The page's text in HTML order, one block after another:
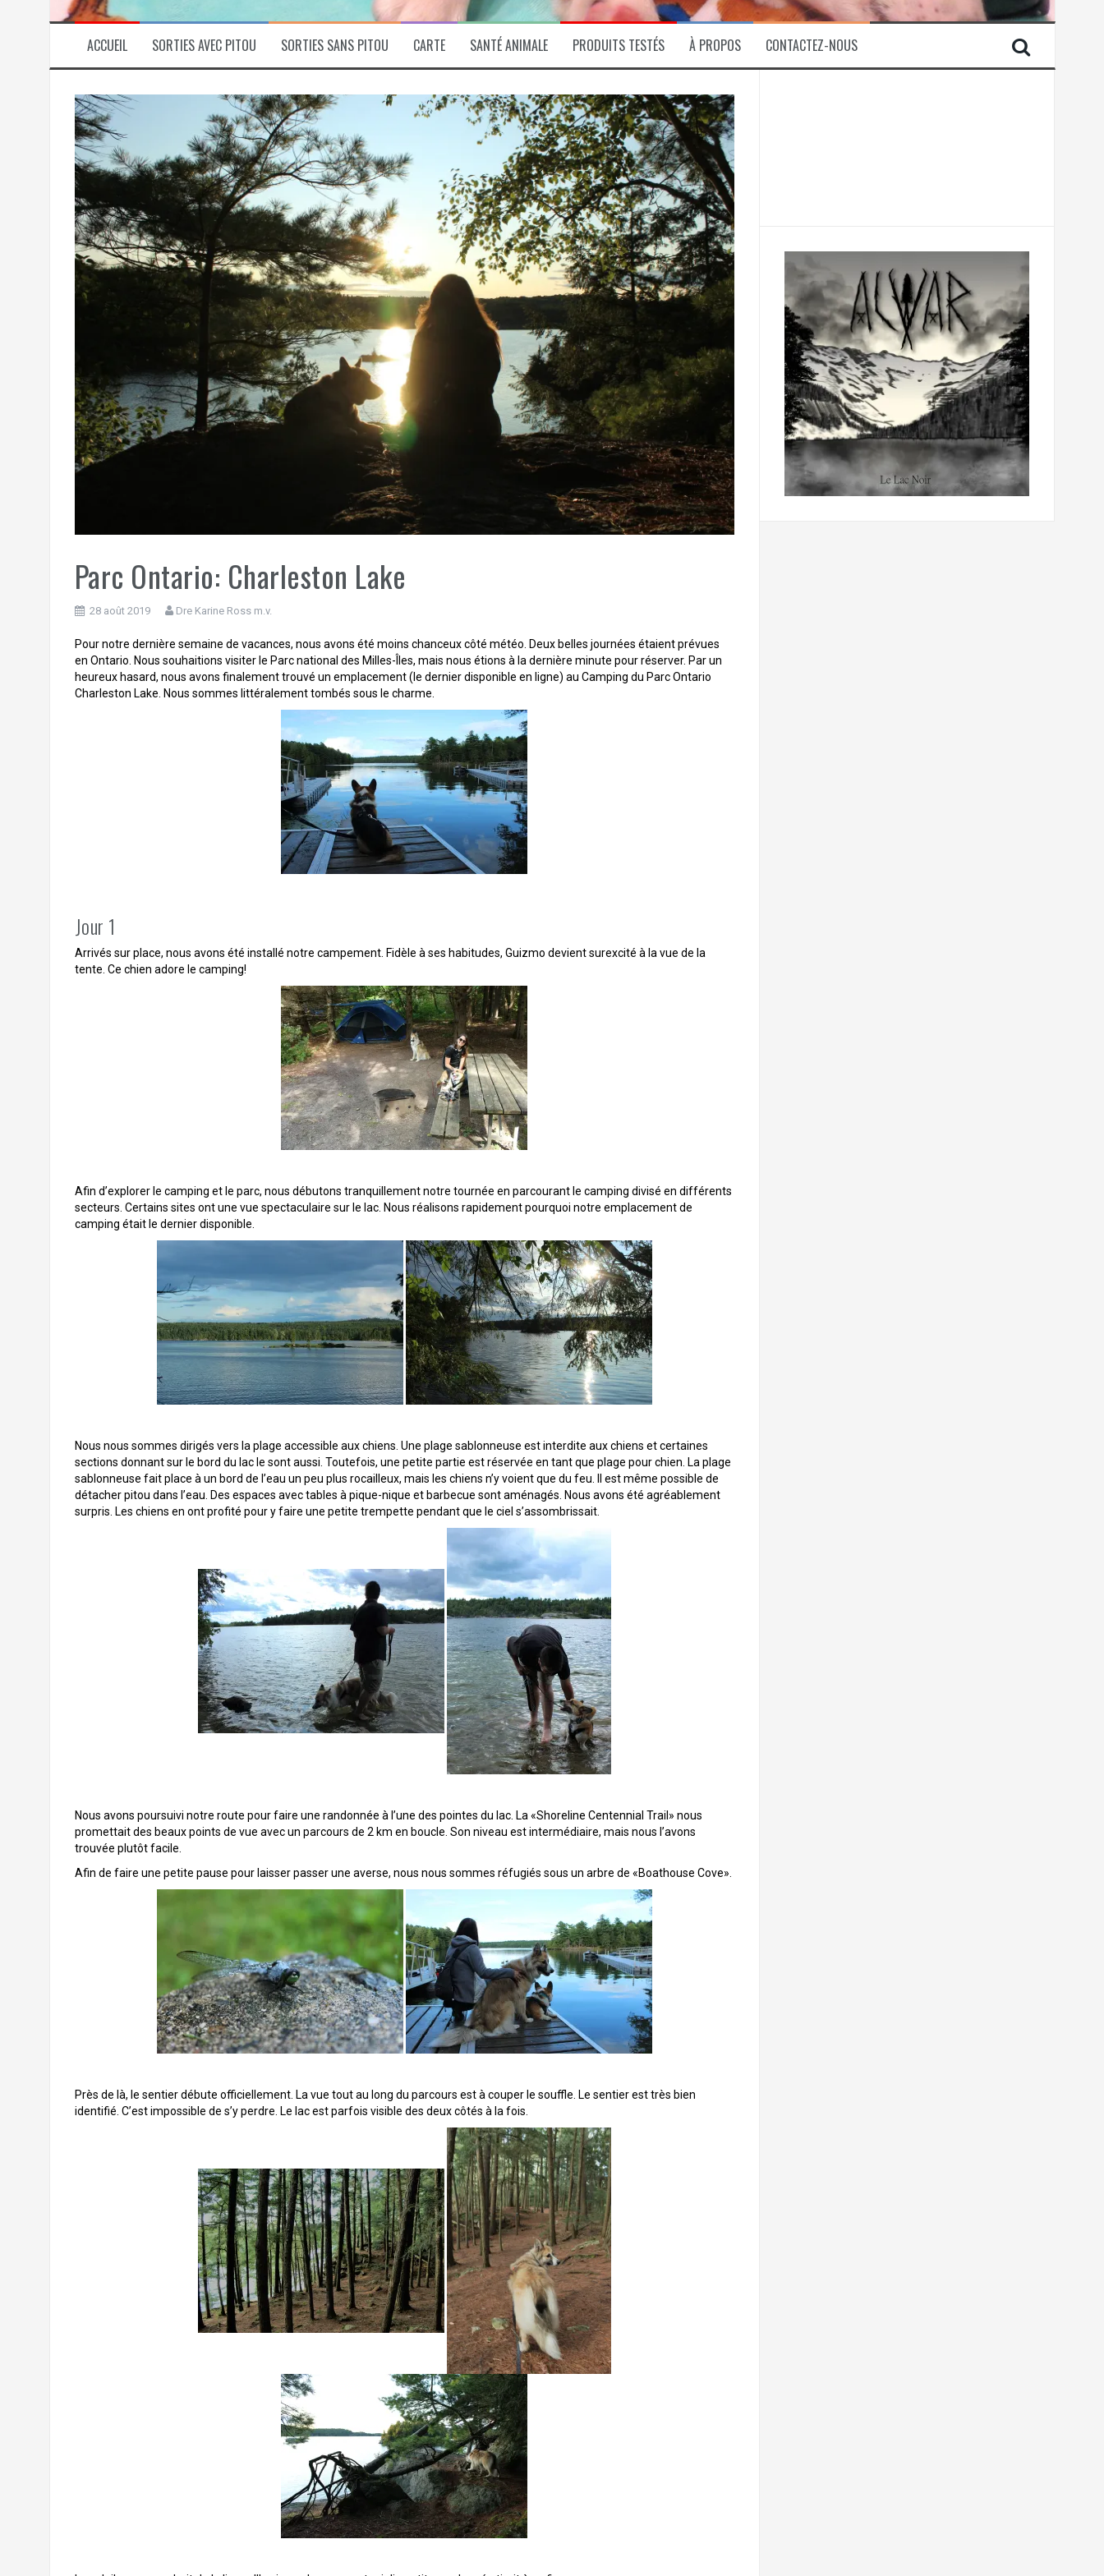
ACCUEIL SORTIES AVEC PITOU SORTIES SANS PITOU CARTE SANTÉ ANIMALE PRODUITS TESTÉS À PROPOS CONTACTEZ-NOUS
Parc Ontario: Charleston Lake
28 août 2019 Dre Karine Ross m.v.
Pour notre dernière semaine de vacances, nous avons été moins chanceux côté météo. Deux belles journées étaient prévues
en Ontario. Nous souhaitions visiter le Parc national des Milles-Îles, mais nous étions à la dernière minute pour réserver. Par un
heureux hasard, nous avons finalement trouvé un emplacement (le dernier disponible en ligne) au Camping du Parc Ontario
Charleston Lake. Nous sommes littéralement tombés sous le charme.
Jour 1
Arrivés sur place, nous avons été installé notre campement. Fidèle à ses habitudes, Guizmo devient surexcité à la vue de la
tente. Ce chien adore le camping!
Afin d’explorer le camping et le parc, nous débutons tranquillement notre tournée en parcourant le camping divisé en différents
secteurs. Certains sites ont une vue spectaculaire sur le lac. Nous réalisons rapidement pourquoi notre emplacement de
camping était le dernier disponible.
Nous nous sommes dirigés vers la plage accessible aux chiens. Une plage sablonneuse est interdite aux chiens et certaines
sections donnant sur le bord du lac le sont aussi. Toutefois, une petite partie est réservée en tant que plage pour chien. La plage
sablonneuse fait place à un bord de l’eau un peu plus rocailleux, mais les chiens n’y voient que du feu. Il est même possible de
détacher pitou dans l’eau. Des espaces avec tables à pique-nique et barbecue sont aménagés. Nous avons été agréablement
surpris. Les chiens en ont profité pour y faire une petite trempette pendant que le ciel s’assombrissait.
Nous avons poursuivi notre route pour faire une randonnée à l’une des pointes du lac. La «Shoreline Centennial Trail» nous
promettait des beaux points de vue avec un parcours de 2 km en boucle. Son niveau est intermédiaire, mais nous l’avons
trouvée plutôt facile.
Afin de faire une petite pause pour laisser passer une averse, nous nous sommes réfugiés sous un arbre de «Boathouse Cove».
Près de là, le sentier débute officiellement. La vue tout au long du parcours est à couper le souffle. Le sentier est très bien
identifié. C’est impossible de s’y perdre. Le lac est parfois visible des deux côtés à la fois.